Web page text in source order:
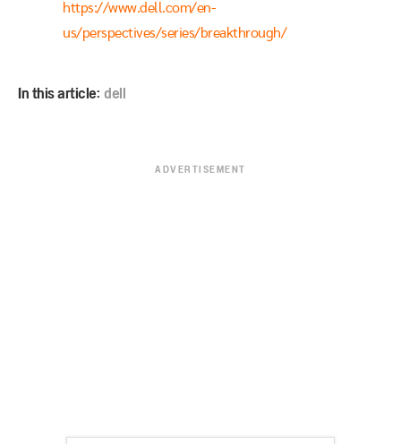
https://www.dell.com/en-
us/perspectives/series/breakthrough/
In this article:dell
ADVERTISEMENT